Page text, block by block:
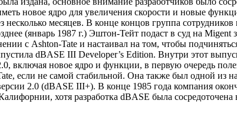
новое ядро для увеличения скорости и новые
месяцев. В конце концов группа
(январь 1987 г.) Эштон-Тейт подаст в суд на Migent
с Ashton-Tate и настаивал на том, чтобы
dBASE III Developer’s Edition. Внутри этот
включая новое ядро и функции, в первую очередь
если не самой стабильной. Она также был одной из
2.0 (dBASE III+). В конце 1985 года компания
хотя разработка dBASE была